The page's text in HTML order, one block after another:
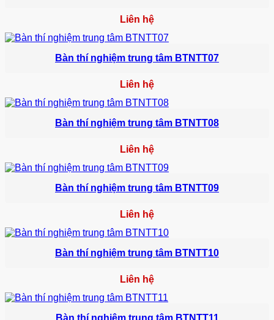
Liên hệ
Bàn thí nghiệm trung tâm BTNTT07
Liên hệ
Bàn thí nghiệm trung tâm BTNTT08
Liên hệ
Bàn thí nghiệm trung tâm BTNTT09
Liên hệ
Bàn thí nghiệm trung tâm BTNTT10
Liên hệ
Bàn thí nghiệm trung tâm BTNTT11